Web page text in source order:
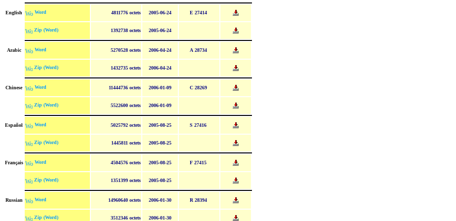
English Word 4811776 octets 2005-06-24 E 27414
Zip (Word) 1392738 octets 2005-06-24
Arabic Word 5270528 octets 2006-04-24 A 28734
Zip (Word) 1432735 octets 2006-04-24
Chinese Word 11444736 octets 2006-01-09 C 28269
Zip (Word) 5522600 octets 2006-01-09
Español Word 5025792 octets 2005-08-25 S 27416
Zip (Word) 1445811 octets 2005-08-25
Français Word 4504576 octets 2005-08-25 F 27415
Zip (Word) 1351399 octets 2005-08-25
Russian Word 14960640 octets 2006-01-30 R 28394
Zip (Word) 3512346 octets 2006-01-30